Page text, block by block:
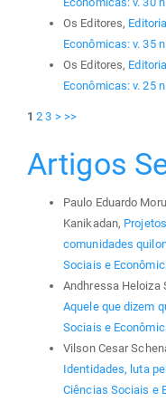
Os Editores, Editorial
Econômicas: v. 35
Os Editores, Editorial
Econômicas: v. 25
1 2 3 > >>
Artigos
Paulo Eduardo
Kanikadan,
comunidades
Sociais e
Andhressa Heloiza
Aquele que dizem
Sociais e
Vilson Cesar
Identidades, luta
Ciências Sociais e